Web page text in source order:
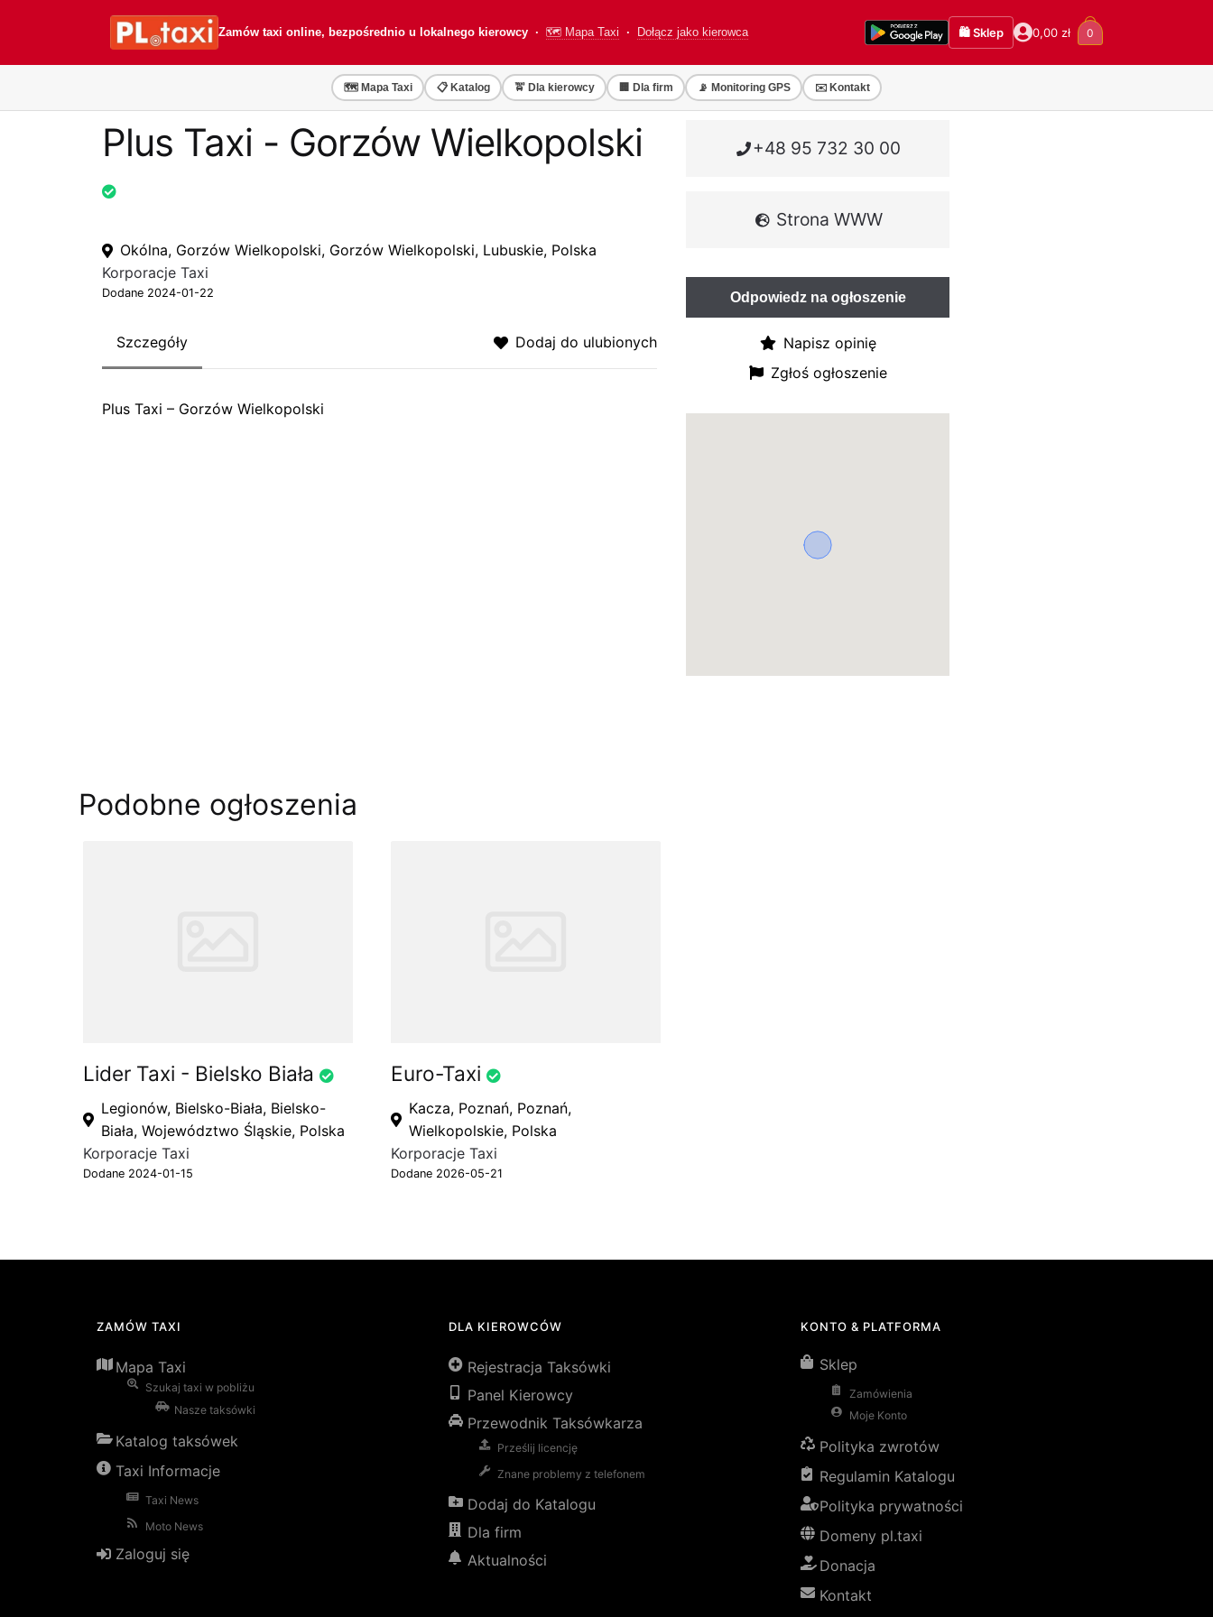
Zamów taxi online, bezpośrednio u lokalnego kierowcy · 🗺️ Mapa Taxi · Dołącz jako kierowca 🛍️ Sklep 0,00 zł 0
🗺️ Mapa Taxi 📋 Katalog 🚖 Dla kierowcy 🏢 Dla firm 📡 Monitoring GPS ✉️ Kontakt
Plus Taxi - Gorzów Wielkopolski
Okólna, Gorzów Wielkopolski, Gorzów Wielkopolski, Lubuskie, Polska
Korporacje Taxi
Dodane 2024-01-22
Szczegóły Dodaj do ulubionych
Plus Taxi – Gorzów Wielkopolski
+48 95 732 30 00
Strona WWW
Odpowiedz na ogłoszenie
Napisz opinię
Zgłoś ogłoszenie
Podobne ogłoszenia
Lider Taxi - Bielsko Biała
Legionów, Bielsko-Biała, Bielsko-
Biała, Województwo Śląskie, Polska
Korporacje Taxi
Dodane 2024-01-15
Euro-Taxi
Kacza, Poznań, Poznań,
Wielkopolskie, Polska
Korporacje Taxi
Dodane 2026-05-21
ZAMÓW TAXI
Mapa Taxi
Szukaj taxi w pobliżu
Nasze taksówki
Katalog taksówek
Taxi Informacje
Taxi News
Moto News
Zaloguj się
DLA KIEROWCÓW
Rejestracja Taksówki
Panel Kierowcy
Przewodnik Taksówkarza
Prześlij licencję
Znane problemy z telefonem
Dodaj do Katalogu
Dla firm
Aktualności
KONTO & PLATFORMA
Sklep
Zamówienia
Moje Konto
Polityka zwrotów
Regulamin Katalogu
Polityka prywatności
Domeny pl.taxi
Donacja
Kontakt